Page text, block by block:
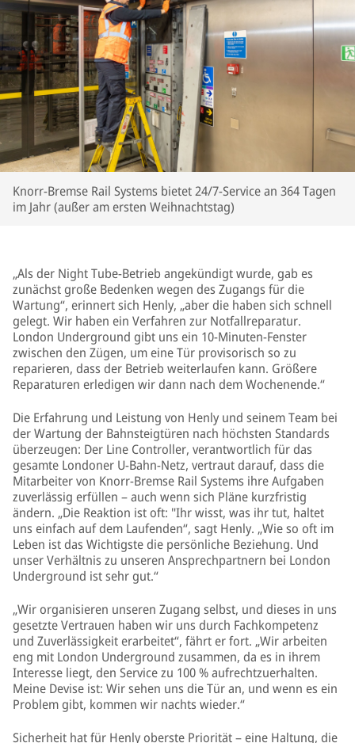
Knorr-Bremse Rail Systems bietet 24/7-Service an 364 Tagen
im Jahr (außer am ersten Weihnachtstag)
„Als der Night Tube-Betrieb angekündigt wurde, gab es
zunächst große Bedenken wegen des Zugangs für die
Wartung“, erinnert sich Henly, „aber die haben sich schnell
gelegt. Wir haben ein Verfahren zur Notfallreparatur.
London Underground gibt uns ein 10-Minuten-Fenster
zwischen den Zügen, um eine Tür provisorisch so zu
reparieren, dass der Betrieb weiterlaufen kann. Größere
Reparaturen erledigen wir dann nach dem Wochenende.“
Die Erfahrung und Leistung von Henly und seinem Team bei
der Wartung der Bahnsteigtüren nach höchsten Standards
überzeugen: Der Line Controller, verantwortlich für das
gesamte Londoner U-Bahn-Netz, vertraut darauf, dass die
Mitarbeiter von Knorr-Bremse Rail Systems ihre Aufgaben
zuverlässig erfüllen – auch wenn sich Pläne kurzfristig
ändern. „Die Reaktion ist oft: "Ihr wisst, was ihr tut, haltet
uns einfach auf dem Laufenden“, sagt Henly. „Wie so oft im
Leben ist das Wichtigste die persönliche Beziehung. Und
unser Verhältnis zu unseren Ansprechpartnern bei London
Underground ist sehr gut.“
„Wir organisieren unseren Zugang selbst, und dieses in uns
gesetzte Vertrauen haben wir uns durch Fachkompetenz
und Zuverlässigkeit erarbeitet“, fährt er fort. „Wir arbeiten
eng mit London Underground zusammen, da es in ihrem
Interesse liegt, den Service zu 100 % aufrechtzuerhalten.
Meine Devise ist: Wir sehen uns die Tür an, und wenn es ein
Problem gibt, kommen wir nachts wieder.“
Sicherheit hat für Henly oberste Priorität – eine Haltung, die